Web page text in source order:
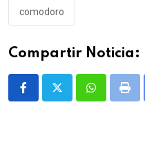
comodoro
Compartir Noticia:
WhatsappPrint